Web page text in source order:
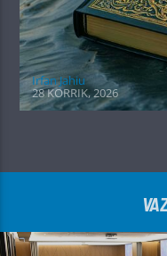
Irfan Jahiu
28 KORRIK, 2026